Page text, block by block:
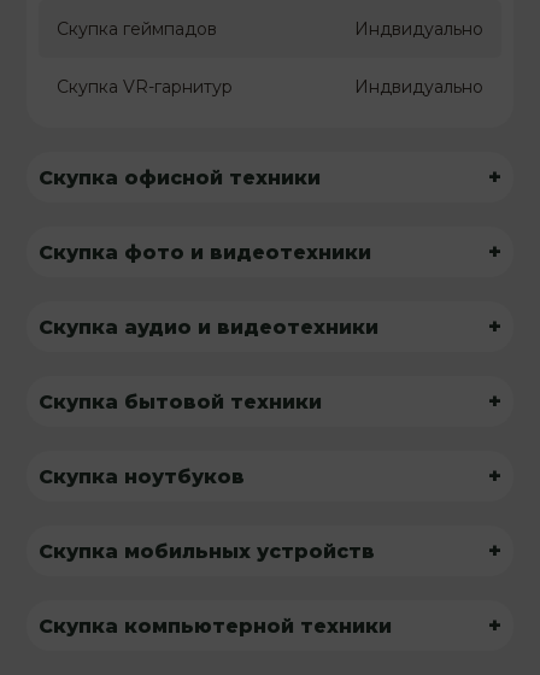
Скупка геймпадов Индвидуально
Скупка VR-гарнитур Индвидуально
Скупка офисной техники +
Скупка фото и видеотехники +
Скупка аудио и видеотехники +
Скупка бытовой техники +
Скупка ноутбуков +
Скупка мобильных устройств +
Скупка компьютерной техники +